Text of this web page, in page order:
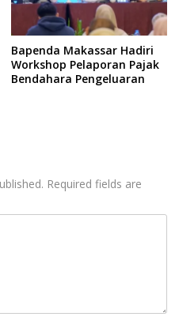
Bapenda Makassar Hadiri
Workshop Pelaporan Pajak
Bendahara Pengeluaran
Required fields are